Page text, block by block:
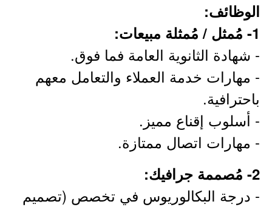
الوظائف:
1- مُمثل / مُمثلة مبيعات:
- شهادة الثانوية العامة فما فوق.
- مهارات خدمة العملاء والتعامل معهم
باحترافية.
- أسلوب إقناع مميز.
- مهارات اتصال ممتازة.
2- مُصممة جرافيك:
- درجة البكالوريوس في تخصص (تصميم